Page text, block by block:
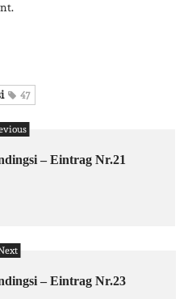
47
– Eintrag Nr.21
– Eintrag Nr.23